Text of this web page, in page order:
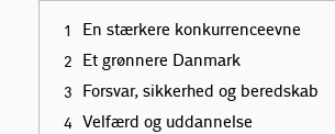
En stærkere konkurrenceevne
Et grønnere Danmark
Forsvar, sikkerhed og beredskab
Velfærd og uddannelse